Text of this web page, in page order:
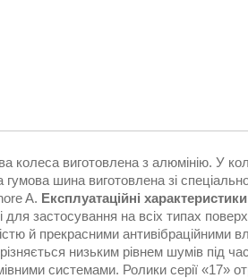
колеса виготовлена з алюмінію. У
шина виготовлена зі
A. Експлуатаційні
застосування на всіх типах
й прекрасними антивібраційними
низьким рівнем шумів під час
системами. Ролики серії «17»